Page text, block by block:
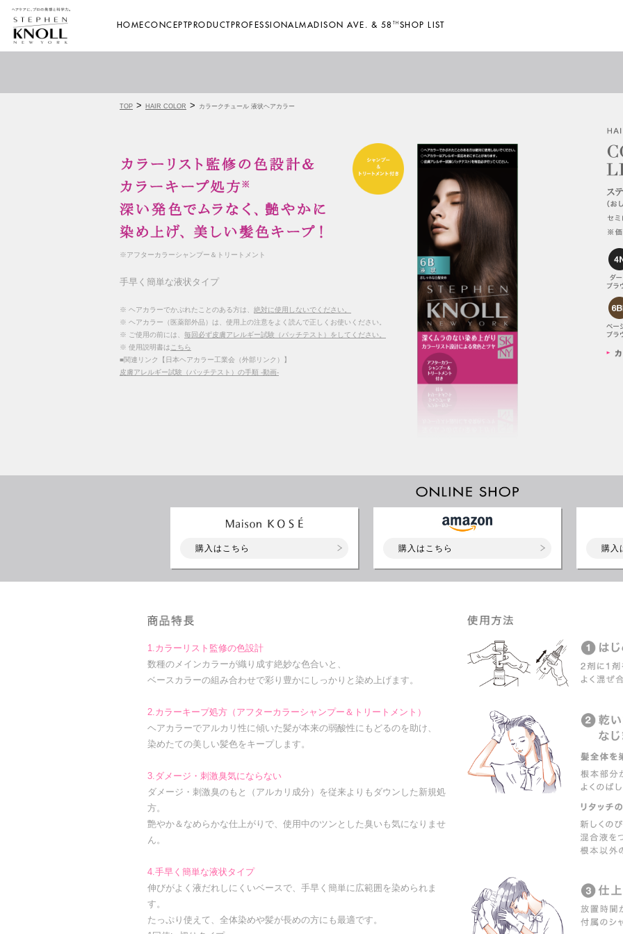
HOMECONCEPT PRODUCT PROFESSIONALMADISON AVE. & 58 TH SHOP LIST
TOP > HAIR COLOR > カラークチュール 液状ヘアカラー
※アフターカラーシャンプー＆トリートメント
手早く簡単な液状タイプ
※ ヘアカラーでかぶれたことのある方は、 絶対に使用しないでください。
※ ヘアカラー（医薬部外品）は、使用上の注意をよく読んで正しくお使いください。
※ ご使用の前には、 毎回必ず皮膚アレルギー試験（パッチテスト）をしてください。
※ 使用説明書は こちら
■関連リンク【日本ヘアカラー工業会（外部リンク）】
皮膚アレルギー試験（パッチテスト）の手順 -動画-
購入はこちら 購入はこちら 購入
1.カラーリスト監修の⾊設計
数種のメインカラーが織り成す絶妙な色合いと、
ベースカラーの組み合わせで彩り豊かにしっかりと染め上げます。
2.カラーキープ処⽅（アフターカラーシャンプー＆トリートメント）
ヘアカラーでアルカリ性に傾いた髪が本来の弱酸性にもどるのを助け、
染めたての美しい髪色をキープします。
3.ダメージ・刺激臭気にならない
ダメージ・刺激臭のもと（アルカリ成分）を従来よりもダウンした新規処
方。
艶やか＆なめらかな仕上がりで、使用中のツンとした臭いも気になりませ
ん。
4.手早く簡単な液状タイプ
伸びがよく液だれしにくいベースで、手早く簡単に広範囲を染められま
す。
たっぷり使えて、全体染めや髪が長めの方にも最適です。